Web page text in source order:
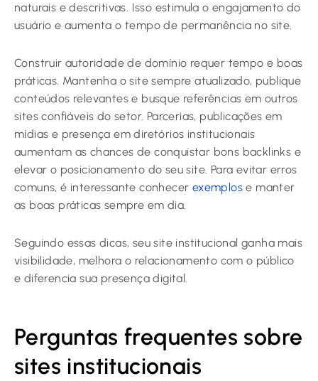
naturais e descritivas. Isso estimula o engajamento do
usuário e aumenta o tempo de permanência no site.
Construir autoridade de domínio requer tempo e boas
práticas. Mantenha o site sempre atualizado, publique
conteúdos relevantes e busque referências em outros
sites confiáveis do setor. Parcerias, publicações em
mídias e presença em diretórios institucionais
aumentam as chances de conquistar bons backlinks e
elevar o posicionamento do seu site. Para evitar erros
comuns, é interessante conhecer exemplos e manter
as boas práticas sempre em dia.
Seguindo essas dicas, seu site institucional ganha mais
visibilidade, melhora o relacionamento com o público
e diferencia sua presença digital.
Perguntas frequentes sobre
sites institucionais